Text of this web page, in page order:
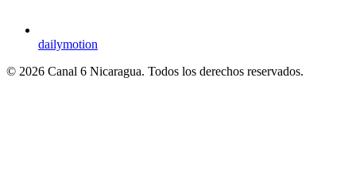
dailymotion
© 2026 Canal 6 Nicaragua. Todos los derechos reservados.